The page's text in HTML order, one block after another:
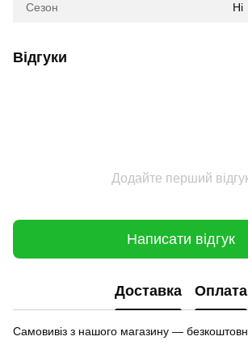
Сезон Ні
Відгуки
Додайте перший
Написати відгук
Доставка Оплата
Самовивіз з нашого магазину —